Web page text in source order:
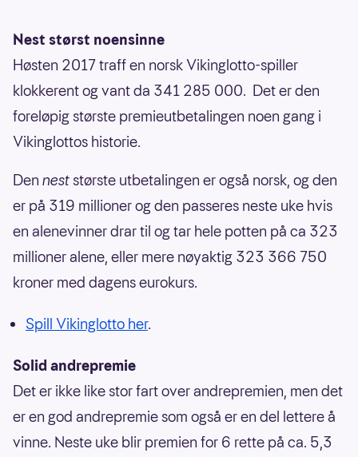
Nest størst noensinne
Høsten 2017 traff en norsk Vikinglotto-spiller
klokkerent og vant da 341 285 000. Det er den
foreløpig største premieutbetalingen noen gang i
Vikinglottos historie.
Den nest største utbetalingen er også norsk, og den
er på 319 millioner og den passeres neste uke hvis
en alenevinner drar til og tar hele potten på ca 323
millioner alene, eller mere nøyaktig 323 366 750
kroner med dagens eurokurs.
Spill Vikinglotto her.
Solid andrepremie
Det er ikke like stor fart over andrepremien, men det
er en god andrepremie som også er en del lettere å
vinne. Neste uke blir premien for 6 rette på ca. 5,3